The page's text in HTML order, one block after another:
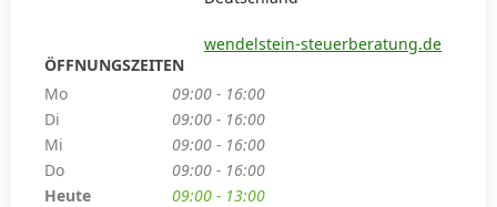
wendelstein-steuerberatung.de
ÖFFNUNGSZEITEN
Mo
09:00 - 16:00
Di
09:00 - 16:00
Mi
09:00 - 16:00
Do
09:00 - 16:00
Heute
09:00 - 13:00